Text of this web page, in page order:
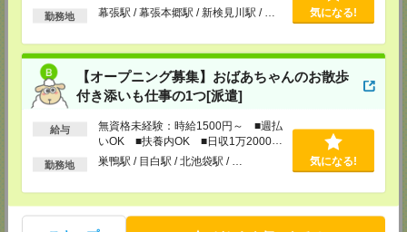
以上
勤務地 幕張駅 / 幕張本郷駅 / 新検見川駅 / … 気になる!
【オープニング募集】おばあちゃんのお散歩
付き添いも仕事の1つ[派遣]
給与
無資格未経験：時給1500円～ ■週払
いOK ■扶養内OK ■日収1万2000円
以上
勤務地 巣鴨駅 / 目白駅 / 北池袋駅 / … 気になる!
〒194-0022 東京都町田市森野1-33-11 町田森野ビル1階
TEL：0120-713-515
越谷支店
〒343-0816
埼玉県越谷市弥生町1-4 越谷弥生ビル3階
TEL：0120-713-515
担当：採用担当
神奈川県厚木市旭町1-2-1 日本生命本厚木ビル7階
担当：採用担当